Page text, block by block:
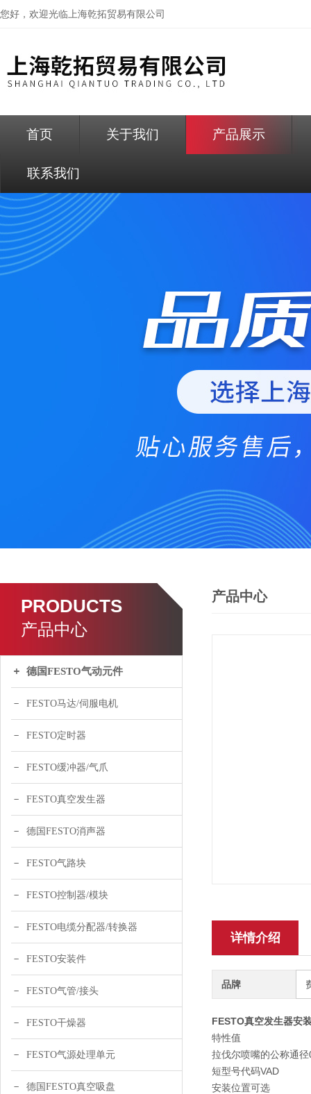
您好，欢迎光临上海乾拓贸易有限公司
首页 关于我们 产品展示
联系我们
PRODUCTS
产品中心
德国FESTO气动元件
FESTO马达/伺服电机
FESTO定时器
FESTO缓冲器/气爪
FESTO真空发生器
德国FESTO消声器
FESTO气路块
FESTO控制器/模块
FESTO电缆分配器/转换器
FESTO安装件
FESTO气管/接头
FESTO干燥器
FESTO气源处理单元
德国FESTO真空吸盘
产品中心
详情介绍
品牌
FESTO真空发生器安
特性值
拉伐尔喷嘴的公称通
短型号代码VAD
安装位置可选